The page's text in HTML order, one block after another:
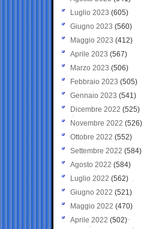
Luglio 2023 (605)
Giugno 2023 (560)
Maggio 2023 (412)
Aprile 2023 (567)
Marzo 2023 (506)
Febbraio 2023 (505)
Gennaio 2023 (541)
Dicembre 2022 (525)
Novembre 2022 (526)
Ottobre 2022 (552)
Settembre 2022 (584)
Agosto 2022 (584)
Luglio 2022 (562)
Giugno 2022 (521)
Maggio 2022 (470)
Aprile 2022 (502)